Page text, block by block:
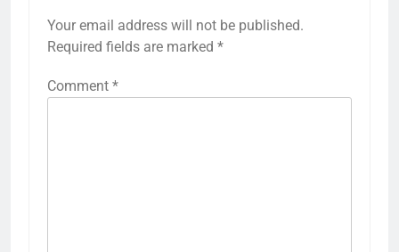
Your email address will not be published.
Required fields are marked *
Comment *